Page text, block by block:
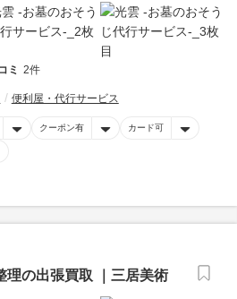
ミ 2件
便利屋・代行サービス
クーポン有 カード可
理の出張買取 ｜三居美術